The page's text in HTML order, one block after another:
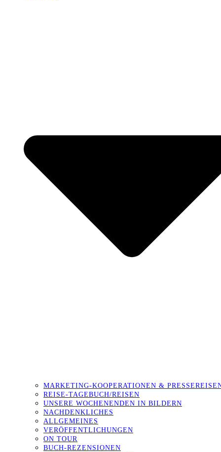
MARKETING-KOOPERATIONEN &
REISE-TAGEBUCH/REISEN
UNSERE WOCHENENDEN IN BILDERN
NACHDENKLICHES
ALLGEMEINES
VERÖFFENTLICHUNGEN
ON TOUR
BUCH-REZENSIONEN